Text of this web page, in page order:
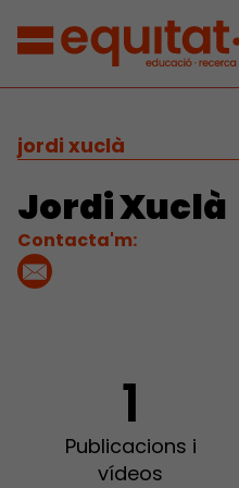
jordi xuclà
Jordi Xuclà
Contacta'm:
1
Publicacions i
vídeos